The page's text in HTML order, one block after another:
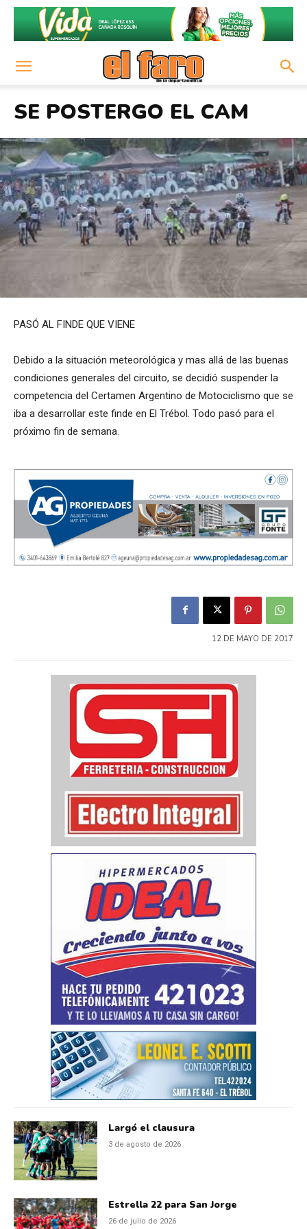
SE POSTERGO EL CAM
PASÓ AL FINDE QUE VIENE
Debido a la situación meteorológica y mas allá de las buenas
condiciones generales del circuito, se decidió suspender la
competencia del Certamen Argentino de Motociclismo que se
iba a desarrollar este finde en El Trébol. Todo pasó para el
próximo fin de semana.
12 DE MAYO DE 2017
Largó el clausura
3 de agosto de 2026
Estrella 22 para San Jorge
26 de julio de 2026